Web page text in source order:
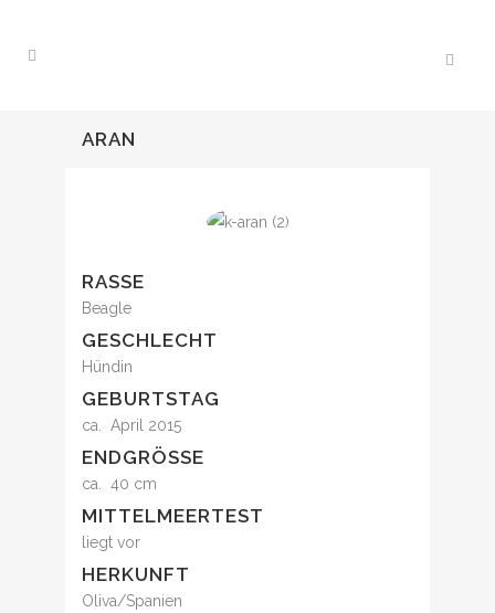
ARAN
RASSE
Beagle
GESCHLECHT
Hündin
GEBURTSTAG
ca. April 2015
ENDGRÖSSE
ca. 40 cm
MITTELMEERTEST
liegt vor
HERKUNFT
Oliva/Spanien